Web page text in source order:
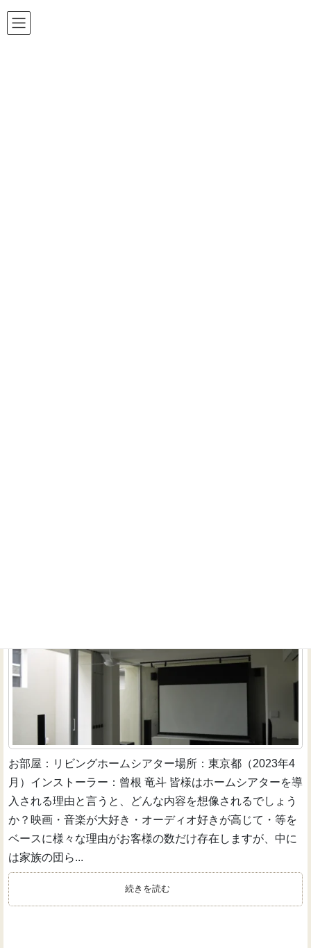
お部屋：リビングホームシアター場所：東京都（2023年4
月）インストーラー：曾根 竜斗 皆様はホームシアターを導
入される理由と言うと、どんな内容を想像されるでしょう
か？映画・音楽が大好き・オーディオ好きが高じて・等を
ベースに様々な理由がお客様の数だけ存在しますが、中に
は家族の団ら...
続きを読む